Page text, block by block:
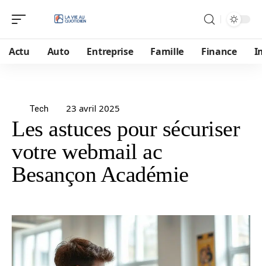
Actu Auto Entreprise Famille Finance
Tech 23 avril 2025
Les astuces pour sécuriser
votre webmail ac
Besançon Académie